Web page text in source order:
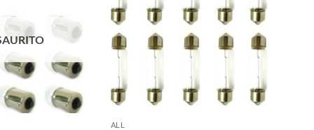
ALL